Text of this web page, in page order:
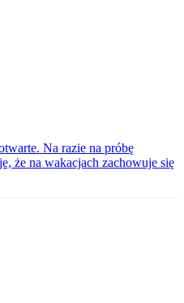
Na razie na próbę
że na wakacjach zachowuje się